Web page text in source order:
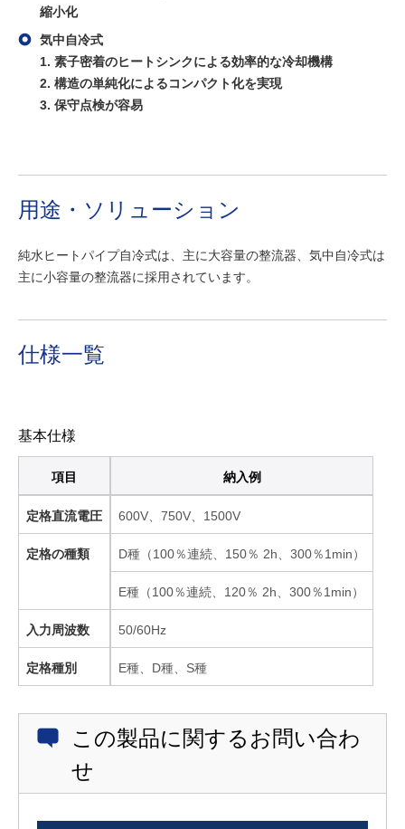
縮小化
気中自冷式
1. 素子密着のヒートシンクによる効率的な冷却機構
2. 構造の単純化によるコンパクト化を実現
3. 保守点検が容易
用途・ソリューション
純水ヒートパイプ自冷式は、主に大容量の整流器、気中自冷式は
主に小容量の整流器に採用されています。
仕様一覧
基本仕様
項目 納入例
定格直流電圧 600V、750V、1500V
定格の種類 D種（100％連続、150％ 2h、300％1min）
E種（100％連続、120％ 2h、300％1min）
入力周波数 50/60Hz
定格種別 E種、D種、S種
この製品に関するお問い合わ
せ